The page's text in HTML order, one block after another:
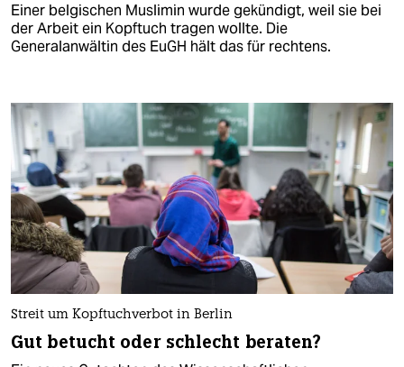
Einer belgischen Muslimin wurde gekündigt, weil sie bei
der Arbeit ein Kopftuch tragen wollte. Die
Generalanwältin des EuGH hält das für rechtens.
Streit um Kopftuchverbot in Berlin
Gut betucht oder schlecht beraten?